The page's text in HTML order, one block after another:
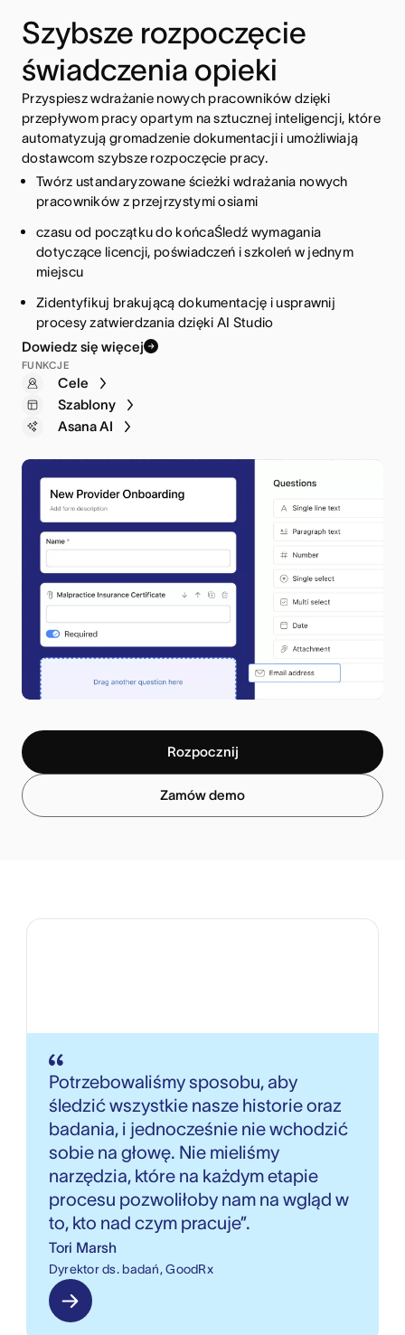
Szybsze rozpoczęcie
świadczenia opieki
Przyspiesz wdrażanie nowych pracowników dzięki
przepływom pracy opartym na sztucznej inteligencji, które
automatyzują gromadzenie dokumentacji i umożliwiają
dostawcom szybsze rozpoczęcie pracy.
Twórz ustandaryzowane ścieżki wdrażania nowych
pracowników z przejrzystymi osiami
czasu od początku do końcaŚledź wymagania
dotyczące licencji, poświadczeń i szkoleń w jednym
miejscu
Zidentyfikuj brakującą dokumentację i usprawnij
procesy zatwierdzania dzięki AI Studio
Dowiedz się więcej
FUNKCJE
Cele
Szablony
Asana AI
Koordynuj zespoły międzyfunkcyjne dzięki osiom czasu
i priorytetom
Automatyzuj procesy zatwierdzania, aby zachować
zgodność
Wykrywaj potencjalne blokady za pomocą AI Studio,
aby w razie potrzeby dostosowywać procesy
Portfolio
Widoki projektu
Asana AI
Scentralizuj wymogi regulacyjne dzięki jasnym zasadom
odpowiedzialności i terminom
Śledź dokumentację i status zatwierdzenia w różnych
Wykrywaj potencjalne luki w zakresie zgodności i
priorytetyzuj obszary wysokiego ryzyka dzięki AI Studio
Formularze
Szablony
Przepływy pracy
Rozpocznij
Zamów demo
Potrzebowaliśmy sposobu, aby
śledzić wszystkie nasze historie oraz
badania, i jednocześnie nie wchodzić
sobie na głowę. Nie mieliśmy
narzędzia, które na każdym etapie
procesu pozwoliłoby nam na wgląd w
to, kto nad czym pracuje”.
Tori Marsh
Dyrektor ds. badań, GoodRx